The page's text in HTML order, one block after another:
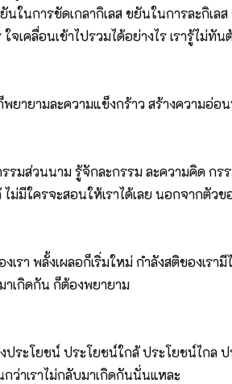
ในการขัดเกลากิเลส ขยันในการละกิเล
จเคลื่อนเข้าไปรวมได้อย่างไร เรารู้ไม่ทั
พยายามละความแข็งกร้าว สร้างความ
รมส่วนนาม รู้จักละกรรม ละความคิด กร
ไม่มีใครจะสอนให้เราได้เลย นอกจากตัวข
เรา พลั้งเผลอก็เริ่มใหม่ กำลังสติของเ
าเกิดกัน ก็ต้องพยายาม
ประโยชน์ ประโยชน์ใกล้ ประโยชน์ไก
ว่าเราไม่กลับมาเกิดกันนั่นแหละ